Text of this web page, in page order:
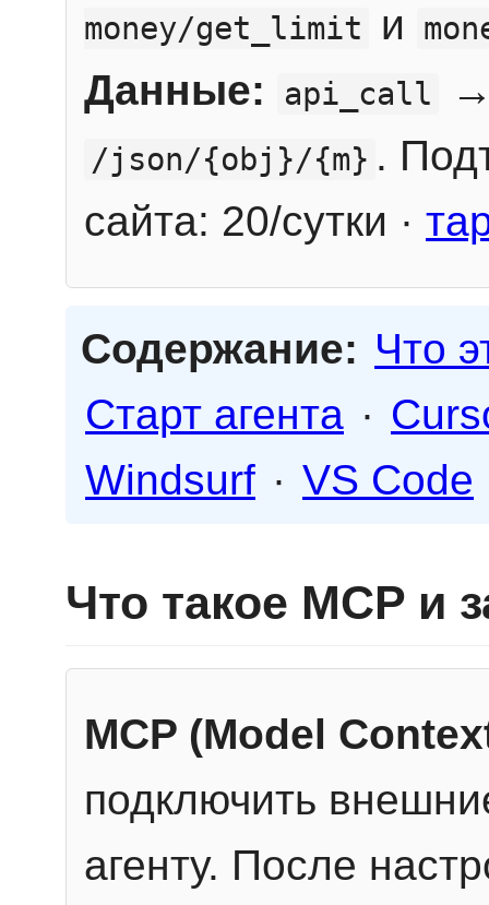
money/get_limit и
Данные: api_call
/json/{obj}/{m} .
сайта: 20/сутки ·
Содержание: Что
Старт агента ·
Windsurf · VS Code
Что такое MCP и
MCP (Model
подключить
агенту. После